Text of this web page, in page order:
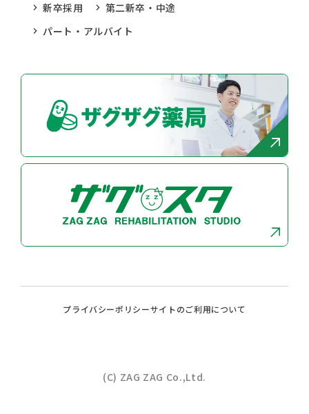
新卒採用
第二新卒・中途
パート・アルバイト
プライバシーポリシーサイトのご利⽤について
(C) ZAG ZAG Co.,Ltd.